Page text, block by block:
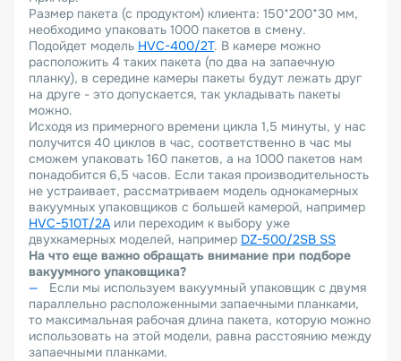
Размер пакета (с продуктом) клиента: 150*200*30 мм,
необходимо упаковать 1000 пакетов в смену.
Подойдет модель HVC-400/2T. В камере можно
расположить 4 таких пакета (по два на запаечную
планку), в середине камеры пакеты будут лежать друг
на друге - это допускается, так укладывать пакеты
можно.
Исходя из примерного времени цикла 1,5 минуты, у нас
получится 40 циклов в час, соответственно в час мы
сможем упаковать 160 пакетов, а на 1000 пакетов нам
понадобится 6,5 часов. Если такая производительность
не устраивает, рассматриваем модель однокамерных
вакуумных упаковщиков с большей камерой, например
HVC-510T/2A или переходим к выбору уже
двухкамерных моделей, например DZ-500/2SB SS
На что еще важно обращать внимание при подборе
вакуумного упаковщика?
Если мы используем вакуумный упаковщик с двумя
параллельно расположенными запаечными планками,
то максимальная рабочая длина пакета, которую можно
использовать на этой модели, равна расстоянию между
запаечными планками.